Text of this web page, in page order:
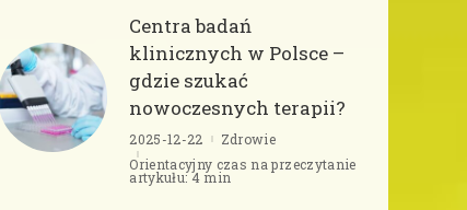
Centra badań
klinicznych w Polsce –
gdzie szukać
nowoczesnych terapii?
2025-12-22
Zdrowie
Orientacyjny czas na przeczytanie
artykułu: 4 min